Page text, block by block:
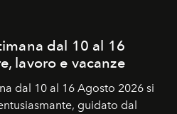
dal 10 al 16
lavoro e vacanze
dal 10 al 16 Agosto 2026 si
guidato dal